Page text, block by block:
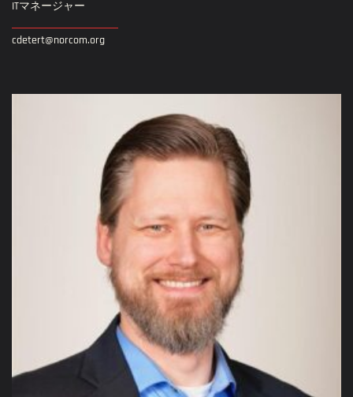
ITマネージャー
cdetert@norcom.org